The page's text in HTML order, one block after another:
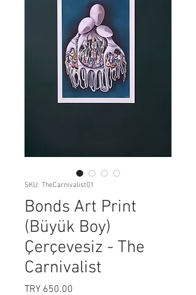
SKU: TheCarnivalist01
Bonds Art Print
(Büyük Boy)
Çerçevesiz - The
Carnivalist
TRY 650.00